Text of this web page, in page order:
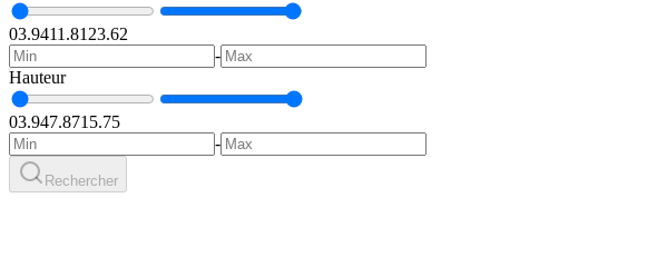
03.9411.81 23.62
-
Hauteur
03.947.8715.75
-
Rechercher